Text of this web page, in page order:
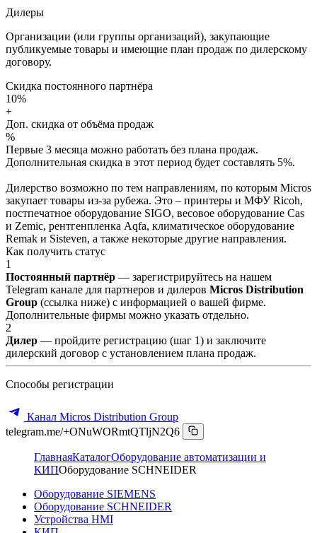
Дилеры
Организации (или группы организаций), закупающие
публикуемые товары и имеющие план продаж по дилерскому
договору.
Скидка постоянного партнёра
10%
+
Доп. скидка от объёма продаж
%
Первые 3 месяца можно работать без плана продаж.
Дополнительная скидка в этот период будет составлять 5%.
Дилерство возможно по тем направлениям, по которым Micros
закупает товары из-за рубежа. Это – принтеры и МФУ Ricoh,
постпечатное оборудование SIGO, весовое оборудование Cas
и Zemic, рентгенпленка Aqfa, климатическое оборудование
Remak и Sisteven, а также некоторые другие направления.
Как получить статус
1
Постоянный партнёр — зарегистрируйтесь на нашем
Telegram канале для партнеров и дилеров Micros Distribution
Group (ссылка ниже) с информацией о вашей фирме.
Дополнительные фирмы можно указать отдельно.
2
Дилер — пройдите регистрацию (шаг 1) и заключите
дилерский договор с установлением плана продаж.
Способы регистрации
Канал Micros Distribution Group
telegram.me/+ONuWORmtQTljN2Q6
ГлавнаяКаталогОборудование автоматизации и
КИПОборудование SCHNEIDER
Оборудование SIEMENS
Оборудование SCHNEIDER
Устройства HMI